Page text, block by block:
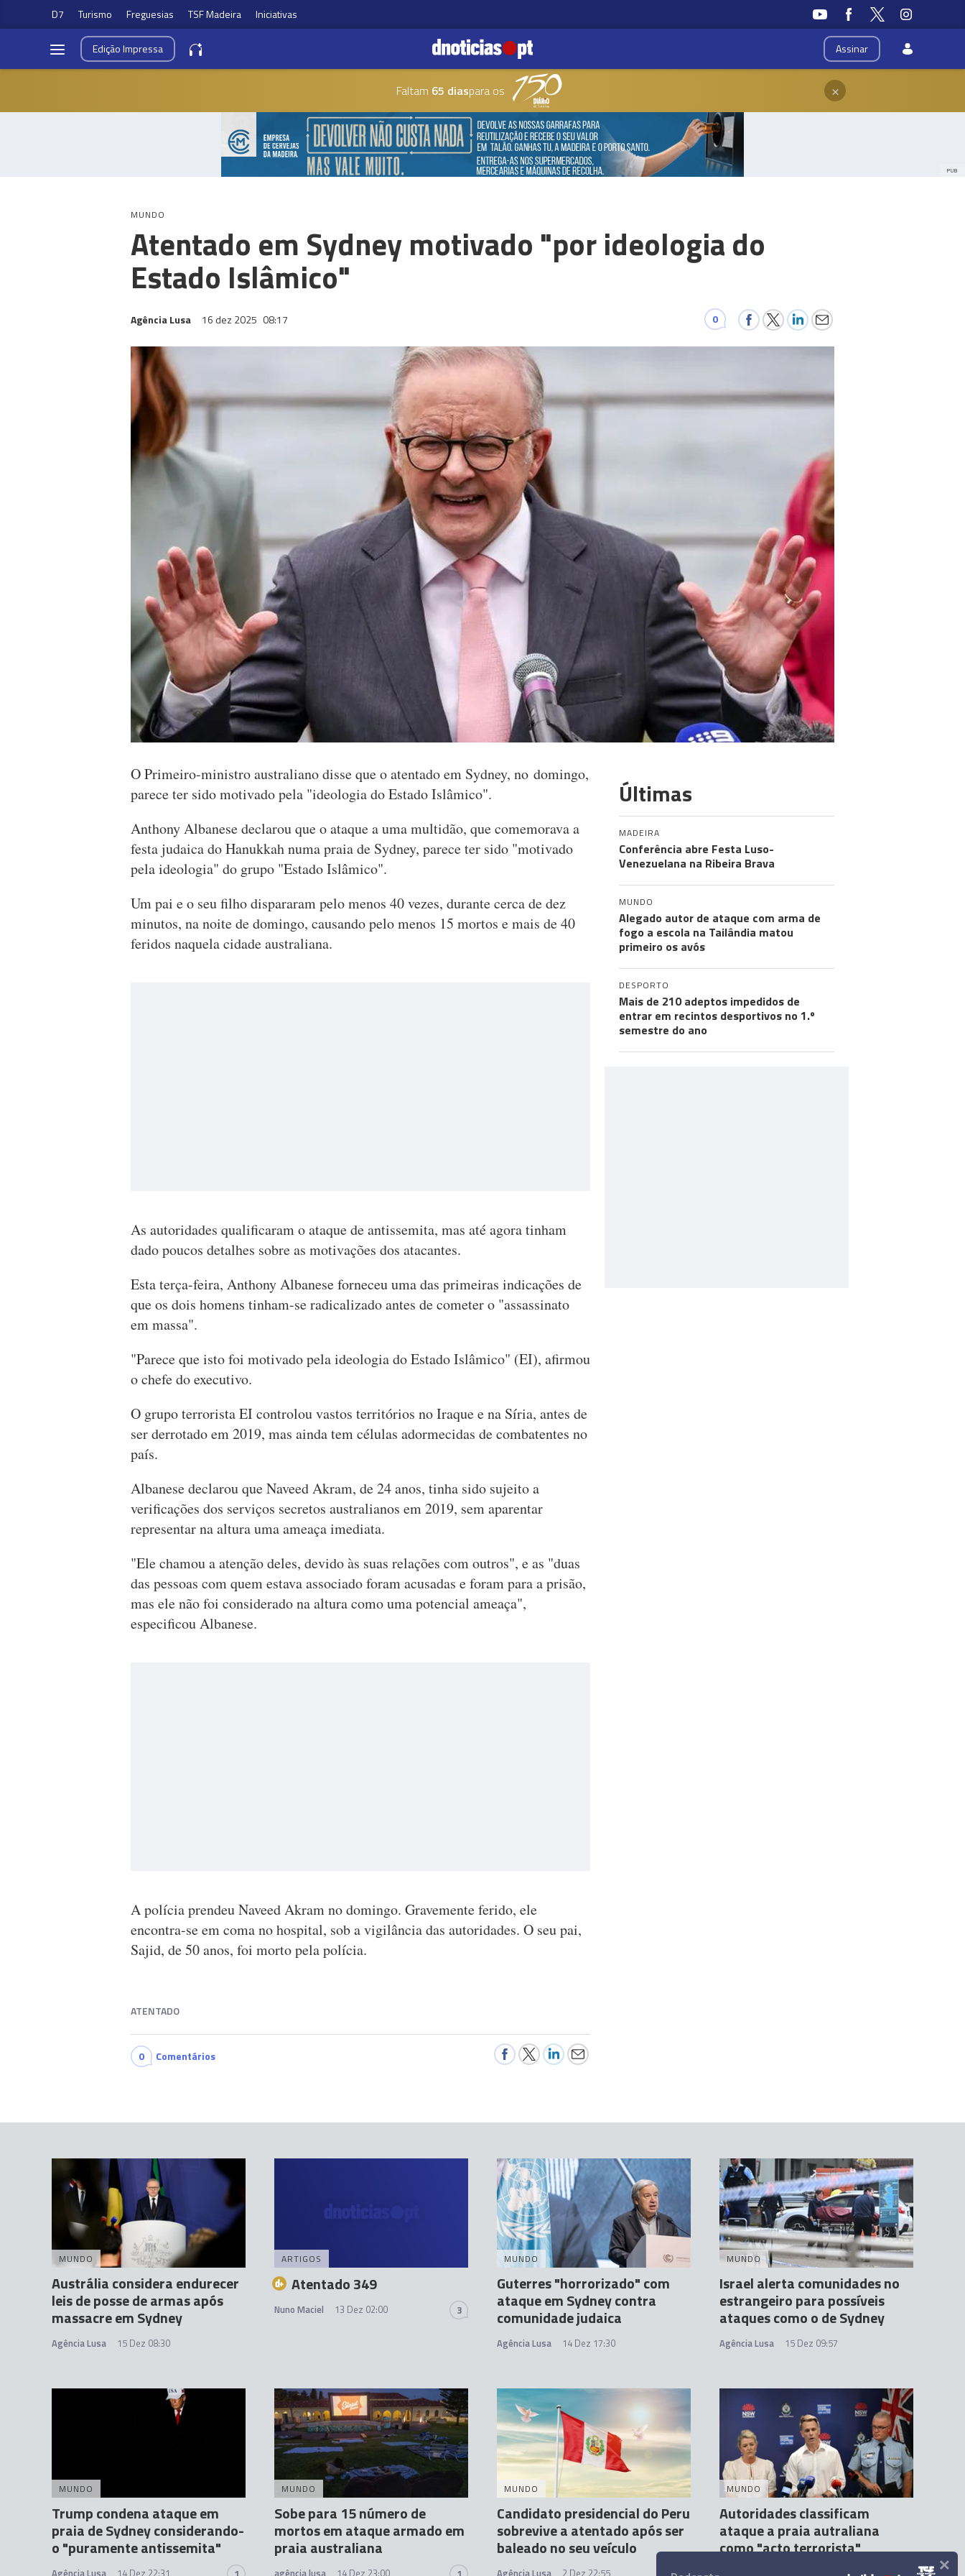
D7 Turismo Freguesias TSF Madeira Iniciativas
Assinar
EdiçãoImpressa
Faltam 65 diaspara os ×
PUB
MUNDO
Atentado em Sydney motivado "por ideologia do
Estado Islâmico"
Agência Lusa 16 dez 2025 08:17 0
O Primeiro-ministro australiano disse que o atentado em Sydney, no domingo,
parece ter sido motivado pela "ideologia do Estado Islâmico".
Anthony Albanese declarou que o ataque a uma multidão, que comemorava a
festa judaica do Hanukkah numa praia de Sydney, parece ter sido "motivado
pela ideologia" do grupo "Estado Islâmico".
Um pai e o seu filho dispararam pelo menos 40 vezes, durante cerca de dez
minutos, na noite de domingo, causando pelo menos 15 mortos e mais de 40
feridos naquela cidade australiana.
As autoridades qualificaram o ataque de antissemita, mas até agora tinham
dado poucos detalhes sobre as motivações dos atacantes.
Esta terça-feira, Anthony Albanese forneceu uma das primeiras indicações de
que os dois homens tinham-se radicalizado antes de cometer o "assassinato
em massa".
"Parece que isto foi motivado pela ideologia do Estado Islâmico" (EI), afirmou
o chefe do executivo.
O grupo terrorista EI controlou vastos territórios no Iraque e na Síria, antes de
ser derrotado em 2019, mas ainda tem células adormecidas de combatentes no
país.
Albanese declarou que Naveed Akram, de 24 anos, tinha sido sujeito a
verificações dos serviços secretos australianos em 2019, sem aparentar
representar na altura uma ameaça imediata.
"Ele chamou a atenção deles, devido às suas relações com outros", e as "duas
das pessoas com quem estava associado foram acusadas e foram para a prisão,
mas ele não foi considerado na altura como uma potencial ameaça",
especificou Albanese.
A polícia prendeu Naveed Akram no domingo. Gravemente ferido, ele
encontra-se em coma no hospital, sob a vigilância das autoridades. O seu pai,
Sajid, de 50 anos, foi morto pela polícia.
ATENTADO
0 Comentários
Últimas
MADEIRA
Conferência abre Festa Luso-
Venezuelana na Ribeira Brava
MUNDO
Alegado autor de ataque com arma de
fogo a escola na Tailândia matou
primeiro os avós
DESPORTO
Mais de 210 adeptos impedidos de
entrar em recintos desportivos no 1.º
semestre do ano
MUNDO
Austrália considera endurecer
leis de posse de armas após
massacre em Sydney
Agência Lusa 15 Dez 08:30
ARTIGOS
Atentado 349
Nuno Maciel 13 Dez 02:00 3
MUNDO
Guterres "horrorizado" com
ataque em Sydney contra
comunidade judaica
Agência Lusa 14 Dez 17:30
MUNDO
Israel alerta comunidades no
estrangeiro para possíveis
ataques como o de Sydney
Agência Lusa 15 Dez 09:57
MUNDO
Trump condena ataque em
praia de Sydney considerando-
o "puramente antissemita"
Agência Lusa 14 Dez 22:31
MUNDO
Sobe para 15 número de
mortos em ataque armado em
praia australiana
agência lusa 14 Dez 23:00
MUNDO
Candidato presidencial do Peru
sobrevive a atentado após ser
baleado no seu veículo
Agência Lusa 2 Dez 22:55
MUNDO
Autoridades classificam
ataque a praia autraliana
como "acto terrorista" ×